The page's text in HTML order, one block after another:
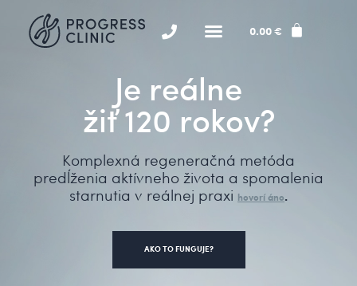
0.00€
Je reálne
žiť 120 rokov?
Komplexná regeneračná metóda
predĺženia aktívneho života a spomalenia
starnutia v reálnej praxi hovorí áno.
AKO TO FUNGUJE?